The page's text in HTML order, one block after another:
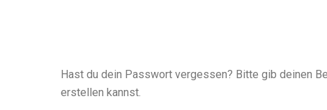
Hast du dein Passwort vergessen? Bitte gib deinen
erstellen kannst.